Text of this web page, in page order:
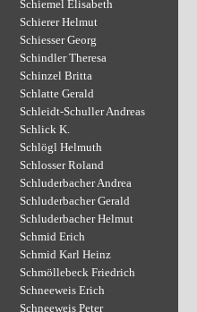
Schiemel Elisabeth
Schierer Helmut
Schiesser Georg
Schindler Theresa
Schinzel Britta
Schlatte Gerald
Schleidt-Schuller Andreas
Schlick K.
Schlögl Helmuth
Schlosser Roland
Schluderbacher Andrea
Schluderbacher Gerald
Schluderbacher Helmut
Schmid Erich
Schmid Karl Heinz
Schmöllebeck Friedrich
Schneeweis Erich
Schneeweis Peter